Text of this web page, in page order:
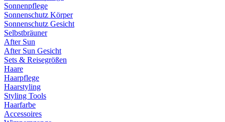
Sonnenpflege
Sonnenschutz Körper
Sonnenschutz Gesicht
Selbstbräuner
After Sun
After Sun Gesicht
Sets & Reisegrößen
Haare
Haarpflege
Haarstyling
Styling Tools
Haarfarbe
Accessoires